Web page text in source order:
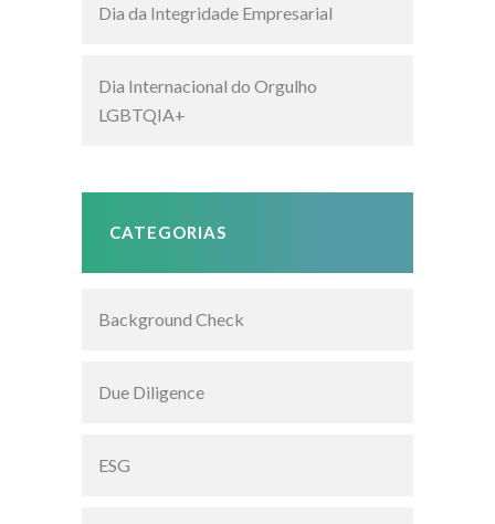
Dia da Integridade Empresarial
Dia Internacional do Orgulho
LGBTQIA+
CATEGORIAS
Background Check
Due Diligence
ESG